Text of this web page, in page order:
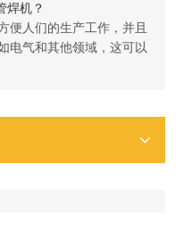
焊机？
便人们的生产工作，并且
电气和其他领域，这可以